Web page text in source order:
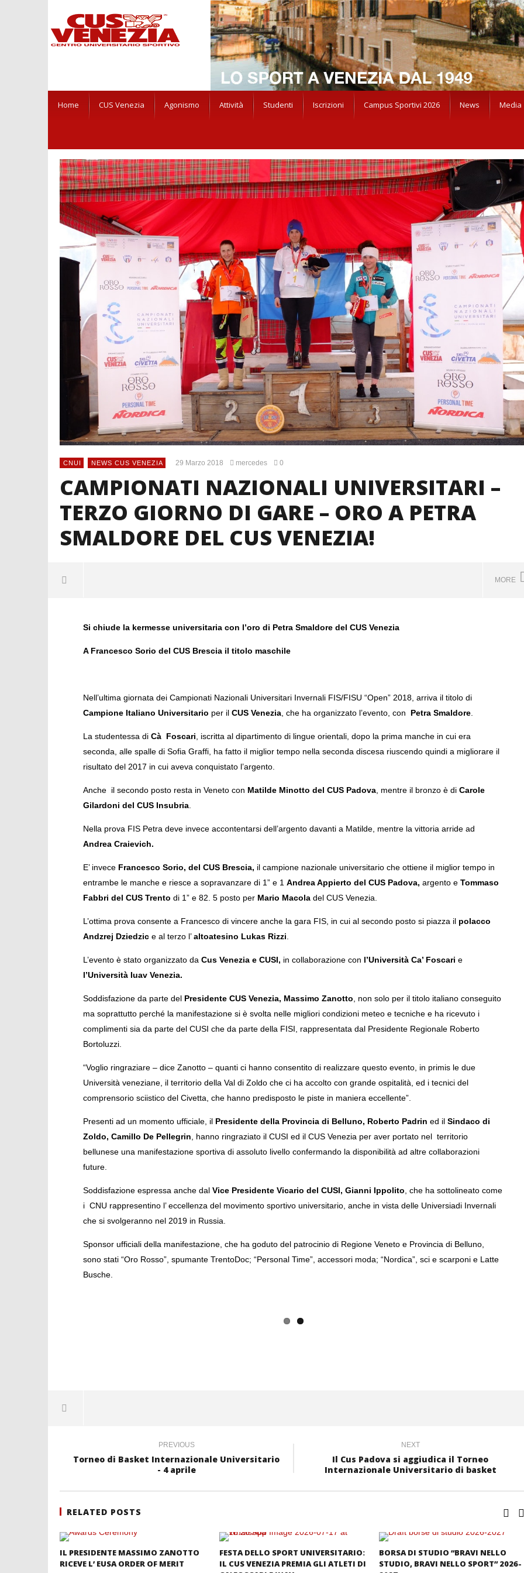
Home CUS Venezia Agonismo Attività Studenti Iscrizioni Campus Sportivi 2026 News Media
CNUI NEWS CUS VENEZIA 29 Marzo 2018 mercedes 0
CAMPIONATI NAZIONALI UNIVERSITARI –
TERZO GIORNO DI GARE – ORO A PETRA
SMALDORE DEL CUS VENEZIA!
MORE
CAMPIONATI NAZIONALI
GARE – ORO A PETRA SMALDORE
2018
IL PRESIDENTE MASSIMO ZANOTTO
FESTA DELLO SPORT
2018
Si chiude la kermesse universitaria con l’oro di Petra Smaldore del CUS Venezia
A Francesco Sorio del CUS Brescia il titolo maschile
Nell’ultima giornata dei Campionati Nazionali Universitari Invernali FIS/FISU “Open” 2018, arriva il titolo di
Campione Italiano Universitario per il CUS Venezia, che ha organizzato l’evento, con Petra Smaldore.
La studentessa di Cà Foscari , iscritta al dipartimento di lingue orientali, dopo la prima manche in cui era
seconda, alle spalle di Sofia Graffi, ha fatto il miglior tempo nella seconda discesa riuscendo quindi a migliorare il
risultato del 2017 in cui aveva conquistato l’argento.
Anche il secondo posto resta in Veneto con Matilde Minotto del CUS Padova, mentre il bronzo è di Carole
Gilardoni del CUS Insubria.
Nella prova FIS Petra deve invece accontentarsi dell’argento davanti a Matilde, mentre la vittoria arride ad
Andrea Craievich.
E’ invece Francesco Sorio, del CUS Brescia, il campione nazionale universitario che ottiene il miglior tempo in
entrambe le manche e riesce a sopravanzare di 1” e 1 Andrea Appierto del CUS Padova, argento e Tommaso
Fabbri del CUS Trento di 1” e 82. 5 posto per Mario Macoladel CUS Venezia.
L’ottima prova consente a Francesco di vincere anche la gara FIS, in cui al secondo posto si piazza il polacco
Andzrej Dziedzice al terzo l’altoatesino Lukas Rizzi
L’evento è stato organizzato da Cus Venezia e CUSI, in collaborazione con l’Università Ca’ Foscari e
l’Università Iuav Venezia.
Soddisfazione da parte del Presidente CUS Venezia, Massimo Zanotto , non solo per il titolo italiano conseguito
ma soprattutto perché la manifestazione si è svolta nelle migliori condizioni meteo e tecniche e ha ricevuto i
complimenti sia da parte del CUSI che da parte della FISI, rappresentata dal Presidente Regionale Roberto
Bortoluzzi.
“Voglio ringraziare – dice Zanotto – quanti ci hanno consentito di realizzare questo evento, in primis le due
Università veneziane, il territorio della Val di Zoldo che ci ha accolto con grande ospitalità, ed i tecnici del
comprensorio sciistico del Civetta, che hanno predisposto le piste in maniera eccellente”.
Presenti ad un momento ufficiale, il Presidente della Provincia di Belluno, Roberto Padrin ed il Sindaco di
Zoldo, Camillo De Pellegrin , hanno ringraziato il CUSI ed il CUS Venezia per aver portato nel territorio
bellunese una manifestazione sportiva di assoluto livello confermando la disponibilità ad altre collaborazioni
future.
Soddisfazione espressa anche dal Vice Presidente Vicario del CUSI, Gianni Ippolito , che ha sottolineato come
i CNU rappresentino l’ eccellenza del movimento sportivo universitario, anche in vista delle Universiadi Invernali
che si svolgeranno nel 2019 in Russia.
Sponsor ufficiali della manifestazione, che ha goduto del patrocinio di Regione Veneto e Provincia di Belluno,
sono stati “Oro Rosso”, spumante TrentoDoc; “Personal Time”, accessori moda; “Nordica”, sci e scarponi e Latte
Busche.
PREVIOUS
Torneo di Basket Internazionale Universitario
- 4 aprile
NEXT
Il Cus Padova si aggiudica il Torneo
Internazionale Universitario di basket
RELATED POSTS
IL PRESIDENTE MASSIMO ZANOTTO
RICEVE L’ EUSA ORDER OF MERIT
FESTA DELLO SPORT UNIVERSITARIO:
IL CUS VENEZIA PREMIA GLI ATLETI DI
BORSA DI STUDIO “BRAVI NELLO
STUDIO, BRAVI NELLO SPORT” 2026-